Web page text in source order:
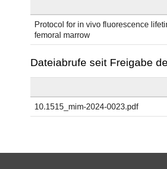
Protocol for in vivo fluorescence
femoral marrow
Dateiabrufe seit Freigabe
10.1515_mim-2024-0023.pdf